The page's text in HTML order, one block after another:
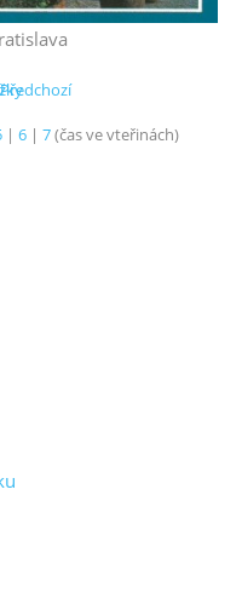
| 6 | 7(čas ve vteřinách)